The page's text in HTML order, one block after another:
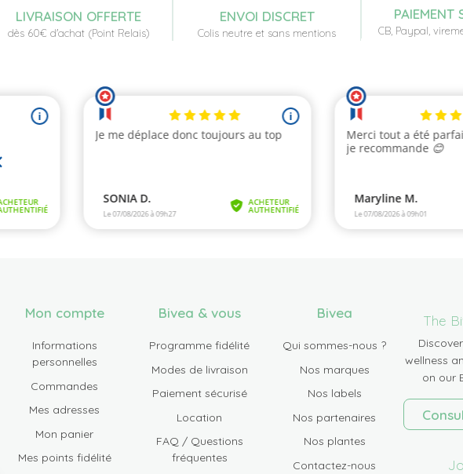
LIVRAISON OFFERTE
dès 60€ d'achat (Point Relais)
ENVOI DISCRET
Colis neutre et sans mentions
PAIEMENT
CB, Paypal,
Mon compte
Informations
personnelles
Commandes
Mes adresses
Mon panier
Mes points fidélité
Bivea & vous
Programme fidélité
Modes de livraison
Paiement sécurisé
Location
FAQ / Questions
fréquentes
Bivea
Qui sommes-nous ?
Nos marques
Nos labels
Nos partenaires
Nos plantes
Contactez-nous
The
wellness
on our